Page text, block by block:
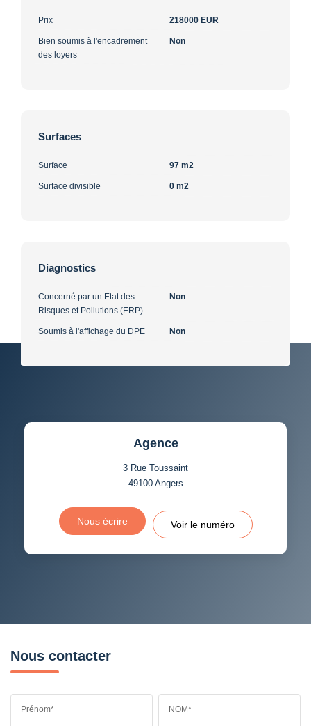
Prix 218000 EUR
Bien soumis à l'encadrement
des loyers
Non
Surfaces
Surface 97 m2
Surface divisible 0 m2
Diagnostics
Concerné par un Etat des
Risques et Pollutions (ERP)
Non
Soumis à l'affichage du DPE Non
Agence
3 Rue Toussaint
49100 Angers
Nous écrire Voir le numéro
Nous contacter
Prénom* NOM*